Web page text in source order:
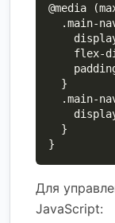
@media
}
Для
JavaScript: